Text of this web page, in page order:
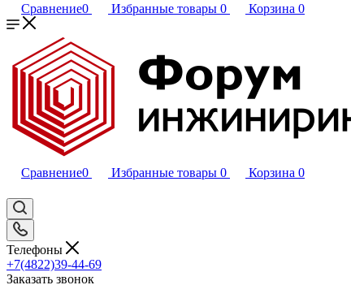
Сравнение0 Избранные товары 0 Корзина 0
Сравнение0 Избранные товары 0 Корзина 0
Телефоны
+7(4822)39-44-69
Заказать звонок